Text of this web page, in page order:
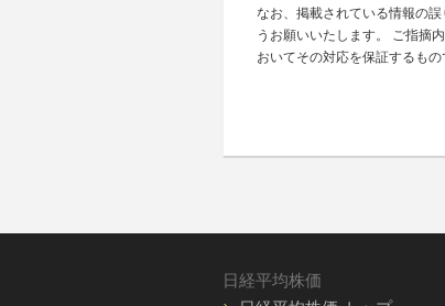
なお、掲載されている情報の
うお願いいたします。 ご指摘
おいてその対応を保証するもの
日経平均株価